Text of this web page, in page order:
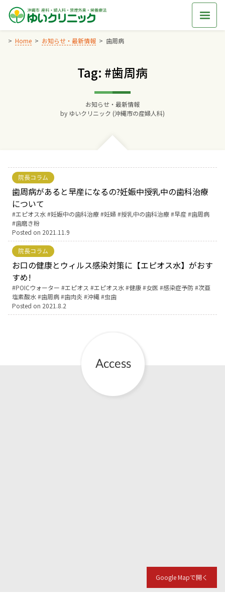
Skip
content
Home お知らせ・最新情報 歯周病
Tag: #歯周病
お知らせ・最新情報
by ゆいクリニック (沖縄市の産婦人科)
院長コラム
歯周病があると早産になるの?妊娠中授乳中の歯科治療
について
Tags:
エピオス水 妊娠中の歯科治療 妊婦 授乳中の歯科治療 早産 歯周病
歯磨き粉
Posted on 2021.11.9
院長コラム
お口の健康とウィルス感染対策に【エピオス水】がおす
すめ!
Tags:
POICウォーター エピオス エピオス水 健康 女医 感染症予防 次亜
塩素酸水 歯周病 歯肉炎 沖縄
虫歯
Posted on 2021.8.2
Google Mapで開く
Home
交通アクセス
診療料金
妊婦健診
お産について
母乳育児
その他の診療内容
‘さんルーム’ でさまざまな講座・クラス